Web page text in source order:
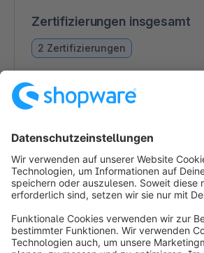
Zertifizierungen insgesamt
2 Zertifizierungen
Zertifizierungen
Shopware 6